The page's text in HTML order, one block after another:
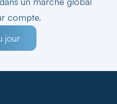
compte.
jour